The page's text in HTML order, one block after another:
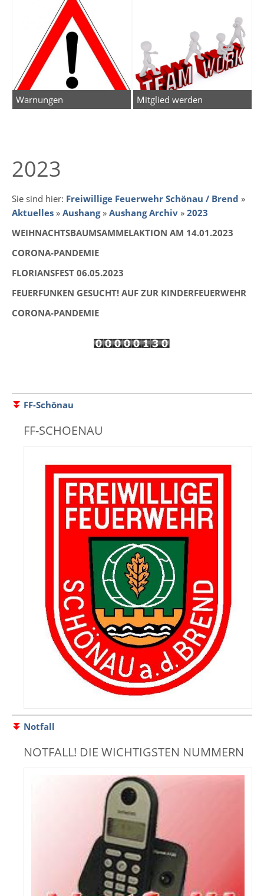
Warnungen Mitglied werden
2023
Sie sind hier: Freiwillige Feuerwehr Schönau / Brend »
Aktuelles » Aushang» Aushang Archiv » 2023
WEIHNACHTSBAUMSAMMELAKTION AM 14.01.2023
CORONA-PANDEMIE
FLORIANSFEST 06.05.2023
FEUERFUNKEN GESUCHT! AUF ZUR KINDERFEUERWEHR
CORONA-PANDEMIE
FF-Schönau
FF-SCHOENAU
Notfall
NOTFALL! DIE WICHTIGSTEN NUMMERN